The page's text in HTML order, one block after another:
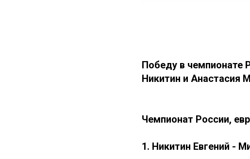
Победу в чемпионате
Никитин и Анастасия
Чемпионат России,
1. Никитин Евгений -